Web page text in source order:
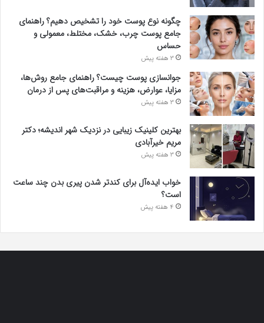
چگونه نوع پوست خود را تشخیص دهیم؟ راهنمای
جامع پوست چرب، خشک، مختلط، معمولی و
حساس
3 هفته پیش
جوانسازی پوست چیست؟ راهنمای جامع روش‌ها،
مزایا، عوارض، هزینه و مراقبت‌های پس از درمان
3 هفته پیش
بهترین کلینیک زیبایی در نزدیک شهر اندیشه؛ دکتر
مریم خیرآبادی
3 هفته پیش
خواب ایده‌آل برای کندتر شدن پیری بدن چند ساعت
است؟
4 هفته پیش